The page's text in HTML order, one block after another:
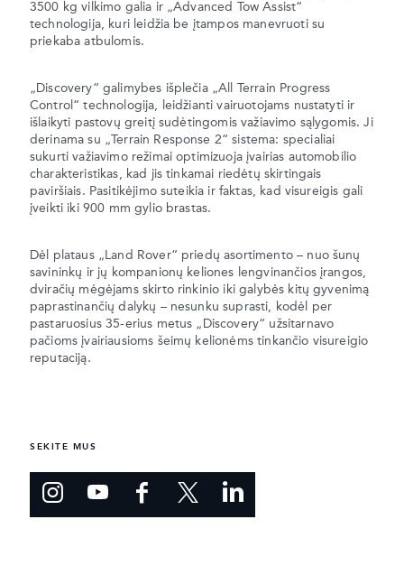
3500 kg vilkimo galia ir „Advanced Tow Assist“
technologija, kuri leidžia be įtampos manevruoti su
priekaba atbulomis.
„Discovery“ galimybes išplečia „All Terrain Progress
Control“ technologija, leidžianti vairuotojams nustatyti ir
išlaikyti pastovų greitį sudėtingomis važiavimo sąlygomis. Ji
derinama su „Terrain Response 2“ sistema: specialiai
sukurti važiavimo režimai optimizuoja įvairias automobilio
charakteristikas, kad jis tinkamai riedėtų skirtingais
paviršiais. Pasitikėjimo suteikia ir faktas, kad visureigis gali
įveikti iki 900 mm gylio brastas.
Dėl plataus „Land Rover“ priedų asortimento – nuo šunų
savininkų ir jų kompanionų keliones lengvinančios įrangos,
dviračių mėgėjams skirto rinkinio iki galybės kitų gyvenimą
paprastinančių dalykų – nesunku suprasti, kodėl per
pastaruosius 35-erius metus „Discovery“ užsitarnavo
pačioms įvairiausioms šeimų kelionėms tinkančio visureigio
reputaciją.
SEKITE MUS